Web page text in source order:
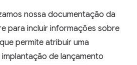
nossa documentação da
para incluir informações sobre
permite atribuir uma
de lançamento